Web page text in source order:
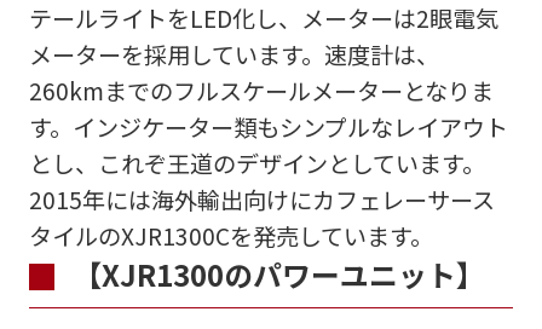
テールライトをLED化し、メーターは2眼電気
メーターを採用しています。速度計は、
260kmまでのフルスケールメーターとなりま
す。インジケーター類もシンプルなレイアウト
とし、これぞ王道のデザインとしています。
2015年には海外輸出向けにカフェレーサース
タイルのXJR1300Cを発売しています。
【XJR1300のパワーユニット】